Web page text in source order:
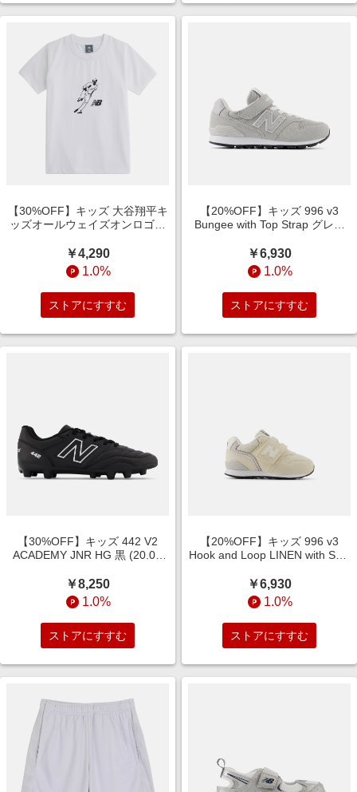
【30%OFF】キッズ 大谷翔平キ
ッズオールウェイズオンロゴ半
￥4,290
1.0%
ストアにすすむ
【20%OFF】キッズ 996 v3
Bungee with Top Strap グレー
ーズ 靴
￥6,930
1.0%
ストアにすすむ
【30%OFF】キッズ 442 V2
ACADEMY JNR HG 黒 (20.0 -
トレーニング/ターフ シューズ
靴
￥8,250
1.0%
ストアにすすむ
【20%OFF】キッズ 996 v3
Hook and Loop LINEN with SEA
ー シューズ 靴
￥6,930
1.0%
ストアにすすむ